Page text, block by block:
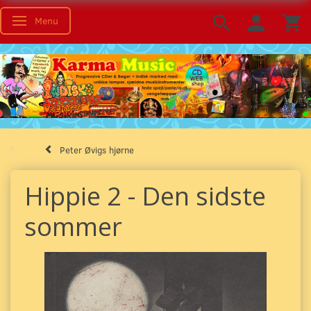
Toggle navigation
Menu
Peter Øvigs hjørne
Hippie 2 - Den sidste
sommer